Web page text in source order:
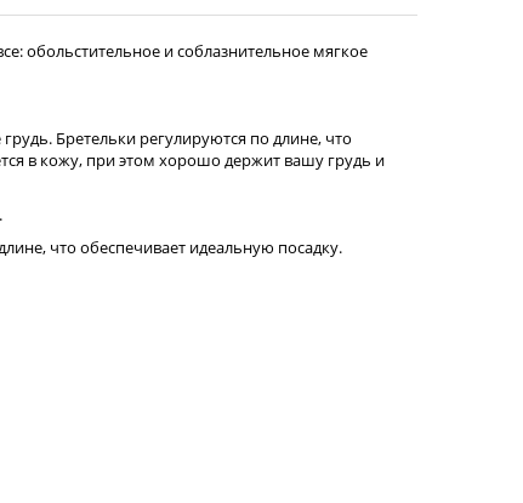
обольстительное и соблазнительное мягкое
Бретельки регулируются по длине, что
в кожу, при этом хорошо держит вашу грудь и
что обеспечивает идеальную посадку.